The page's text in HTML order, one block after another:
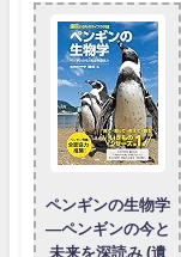
ペンギンの生物学
―ペンギンの今と
未来を深読み (遺